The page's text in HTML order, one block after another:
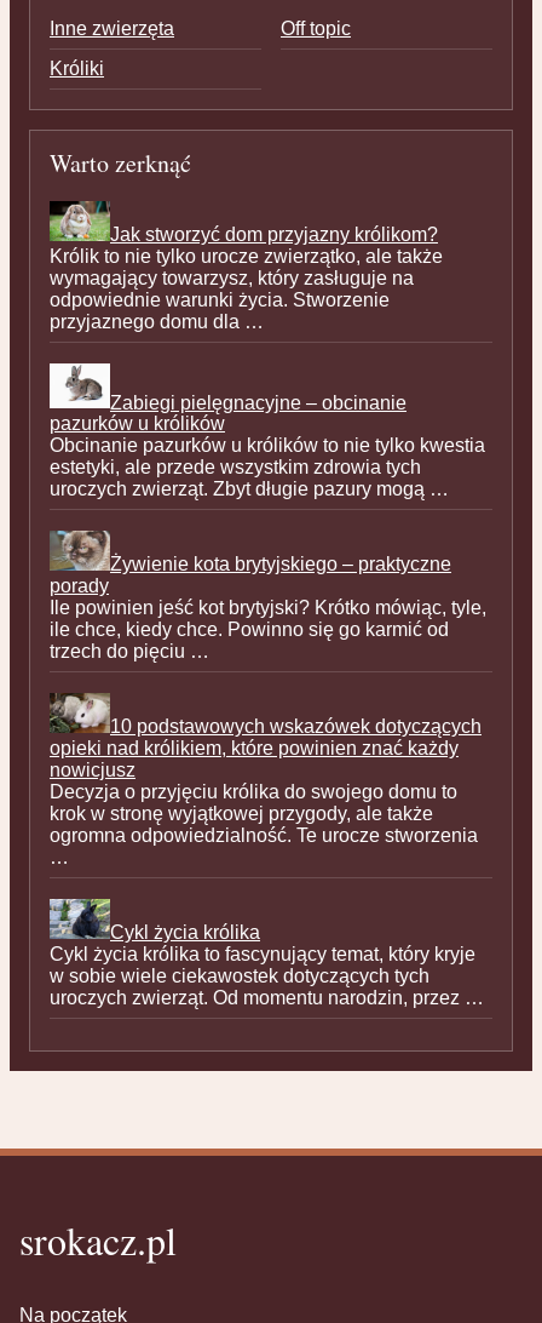
Inne zwierzęta
Króliki
Off topic
Warto zerknąć
Jak stworzyć dom przyjazny królikom?
Królik to nie tylko urocze zwierzątko, ale także
wymagający towarzysz, który zasługuje na
odpowiednie warunki życia. Stworzenie
przyjaznego domu dla …
Zabiegi pielęgnacyjne – obcinanie
pazurków u królików
Obcinanie pazurków u królików to nie tylko kwestia
estetyki, ale przede wszystkim zdrowia tych
uroczych zwierząt. Zbyt długie pazury mogą …
Żywienie kota brytyjskiego – praktyczne
porady
Ile powinien jeść kot brytyjski? Krótko mówiąc, tyle,
ile chce, kiedy chce. Powinno się go karmić od
trzech do pięciu …
10 podstawowych wskazówek dotyczących
opieki nad królikiem, które powinien znać każdy
nowicjusz
Decyzja o przyjęciu królika do swojego domu to
krok w stronę wyjątkowej przygody, ale także
ogromna odpowiedzialność. Te urocze stworzenia
…
Cykl życia królika
Cykl życia królika to fascynujący temat, który kryje
w sobie wiele ciekawostek dotyczących tych
uroczych zwierząt. Od momentu narodzin, przez …
srokacz.pl
Na początek